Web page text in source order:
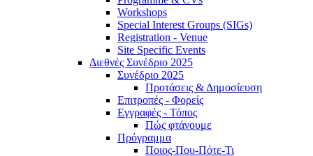
Workshops
Special Interest Groups (SIGs)
Registration - Venue
Site Specific Events
Διεθνές Συνέδριο 2025
Συνέδριο 2025
Προτάσεις & Δημοσίευση
Επιτροπές - Φορείς
Εγγραφές - Τόπος
Πώς φτάνουμε
Πρόγραμμα
Ποιος-Που-Πότε-Τι